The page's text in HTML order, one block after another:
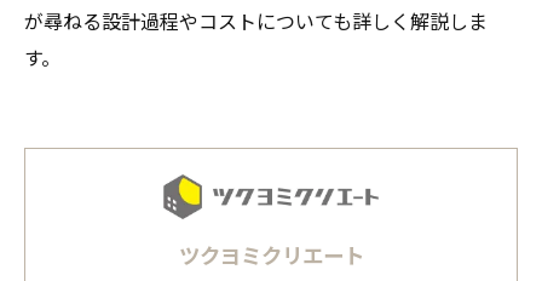
が尋ねる設計過程やコストについても詳しく解説しま
す。
ツクヨミクリエート